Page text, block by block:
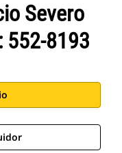
Severo
552-8193